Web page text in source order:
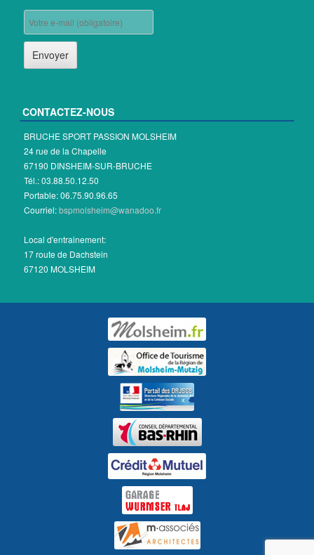
CONTACTEZ-NOUS
BRUCHE SPORT PASSION MOLSHEIM
24 rue de la Chapelle
67190 DINSHEIM-SUR-BRUCHE
Tél.: 03.88.50.12.50
Portable: 06.75.90.96.65
Courriel:bspmolsheim@wanadoo.fr
Local d'entrainement:
17 route de Dachstein
67120 MOLSHEIM